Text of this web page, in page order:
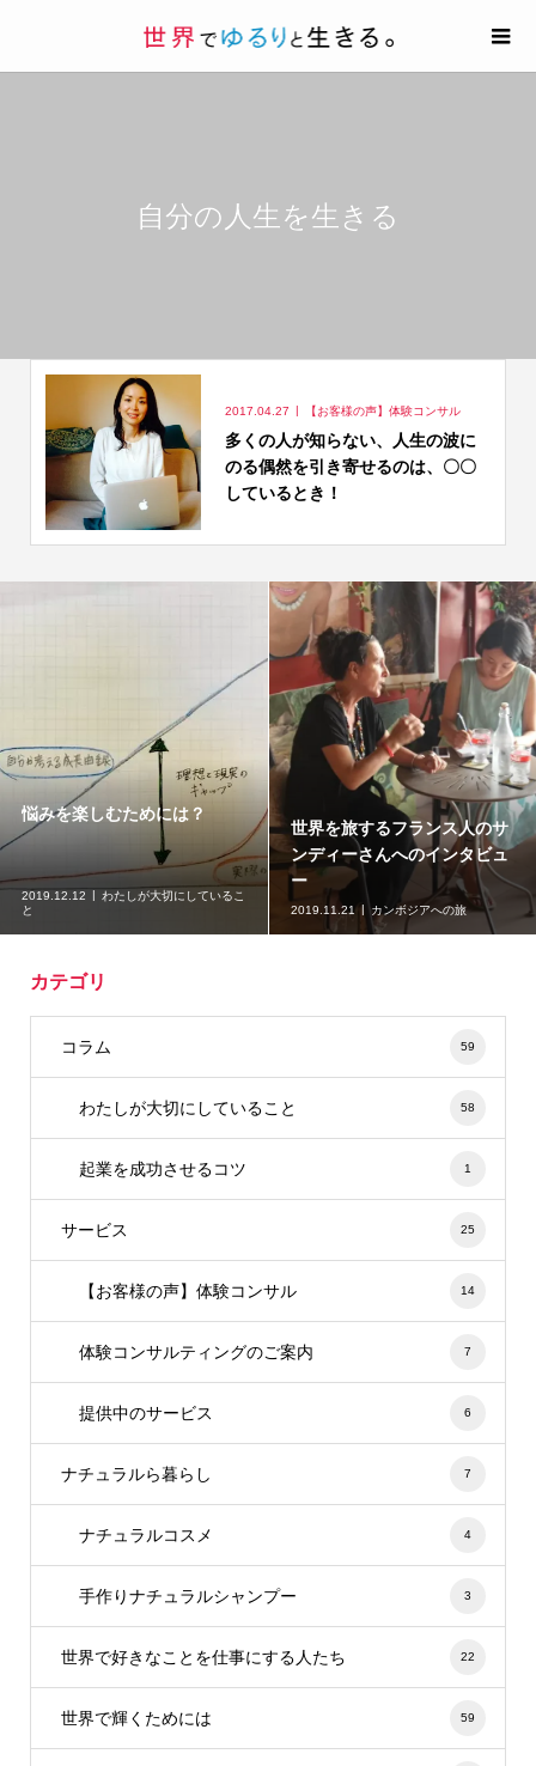
自分の人生を生きる
2017.04.27 【お客様の声】体験コンサル
多くの人が知らない、人生の波に
のる偶然を引き寄せるのは、〇〇
しているとき！
悩みを楽しむためには？
2019.12.12
わたしが大切にしているこ
と
世界を旅するフランス人のサ
ンディーさんへのインタビュ
ー
2019.11.21 カンボジアへの旅
カテゴリ
コラム 59
わたしが大切にしていること 58
起業を成功させるコツ 1
サービス 25
【お客様の声】体験コンサル 14
体験コンサルティングのご案内 7
提供中のサービス 6
ナチュラルら暮らし 7
ナチュラルコスメ 4
手作りナチュラルシャンプー 3
世界で好きなことを仕事にする人たち 22
世界で輝くためには 59